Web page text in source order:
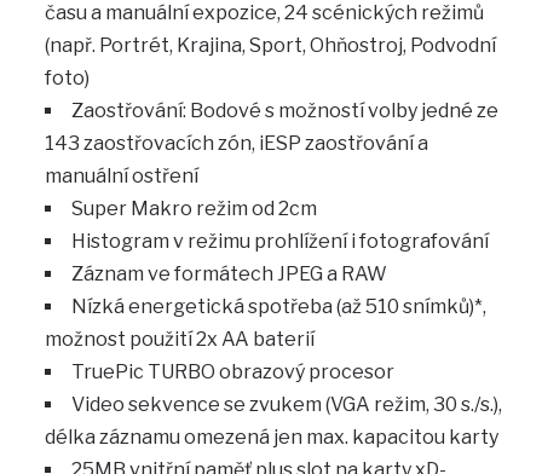
času a manuální expozice, 24 scénických režimů
(např. Portrét, Krajina, Sport, Ohňostroj, Podvodní
foto)
Zaostřování: Bodové s možností volby jedné ze
143 zaostřovacích zón, iESP zaostřování a
manuální ostření
Super Makro režim od 2cm
Histogram v režimu prohlížení i fotografování
Záznam ve formátech JPEG a RAW
Nízká energetická spotřeba (až 510 snímků)*,
možnost použití 2x AA baterií
TruePic TURBO obrazový procesor
Video sekvence se zvukem (VGA režim, 30 s./s.),
délka záznamu omezená jen max. kapacitou karty